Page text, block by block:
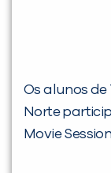
Os alunos de
Norte
Movie